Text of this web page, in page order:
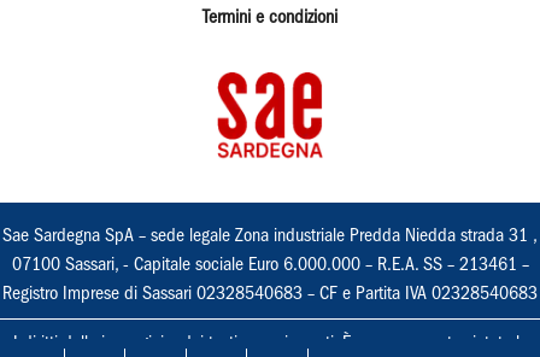
Termini e condizioni
Sae Sardegna SpA – sede legale Zona industriale Predda Niedda strada 31 ,
07100 Sassari, - Capitale sociale Euro 6.000.000 – R.E.A. SS – 213461 –
Registro Imprese di Sassari 02328540683 – CF e Partita IVA 02328540683
I diritti delle immagini e dei testi sono riservati. È espressamente vietata la